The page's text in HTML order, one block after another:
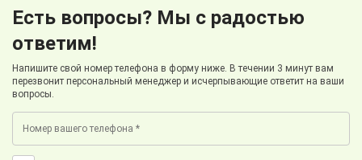
Есть вопросы? Мы с радостью
ответим!
Напишите свой номер телефона в форму ниже. В течении 3 минут вам
перезвонит персональный менеджер и исчерпывающие ответит на ваши
вопросы.